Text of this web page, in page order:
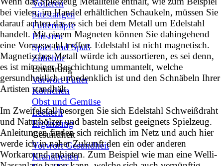
Voileren
Sitzstangen
Futternäpfe
Einstreu
Spiel und Spaß
Zubehör
Ernährung
Vorwort Futter
Körnchen
Obst und Gemüse
Leckerli
Ergänzung
Gesundheit
Vorwort Gesundheit
Krankheiten
bei vielen, im Handel erhältlichen Schaukeln, müssen Sie
darauf achten das es sich bei dem Metall um Edelstahl
handelt. Mit einem Magneten können Sie dahingehend
eine Vorauswahl treffen. Edelstahl ist nicht magnetisch.
Magnetisches Metall würde ich aussortieren, es sei denn,
es ist mit einer Beschichtung ummantelt, welche
gersundheitlich unbedenklich ist und den Schnäbeln Ihrer
Artisten standhält.
Im Zweifelsfall besorgen Sie sich Edelstahl Schweißdraht
und Naturhölzer und basteln selbst geeignets Spielzeug.
Anleitungen finden sich reichlich im Netz und auch hier
werde ich in naher Zukunft den ein oder anderen
Workaround anbieten. Zum Beispiel wie man eine Welli-